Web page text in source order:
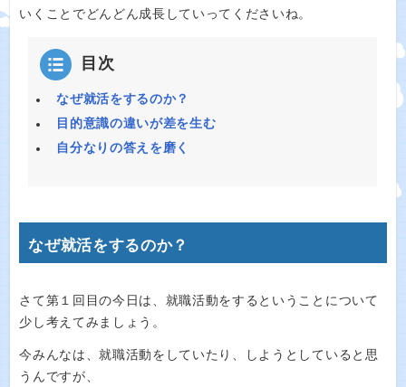
いくことでどんどん成長していってくださいね。
目次
なぜ就活をするのか？
目的意識の違いが差を生む
自分なりの答えを磨く
なぜ就活をするのか？
さて第１回目の今日は、就職活動をするということについて
少し考えてみましょう。
今みんなは、就職活動をしていたり、しようとしていると思
うんですが、